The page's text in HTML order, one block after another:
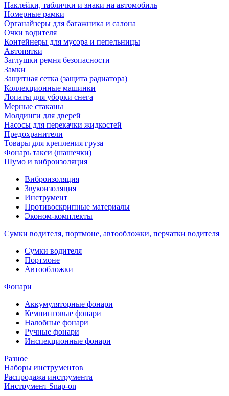
Наклейки, таблички и знаки на автомобиль
Номерные рамки
Органайзеры для багажника и салона
Очки водителя
Контейнеры для мусора и пепельницы
Автопятки
Заглушки ремня безопасности
Замки
Защитная сетка (защита радиатора)
Коллекционные машинки
Лопаты для уборки снега
Мерные стаканы
Молдинги для дверей
Насосы для перекачки жидкостей
Предохранители
Товары для крепления груза
Фонарь такси (шашечки)
Шумо и виброизоляция
Виброизоляция
Звукоизоляция
Инструмент
Противоскрипные материалы
Эконом-комплекты
Сумки водителя, портмоне, автообложки, перчатки водителя
Cумки водителя
Портмоне
Автообложки
Фонари
Аккумуляторные фонари
Кемпинговые фонари
Налобные фонари
Ручные фонари
Инспекционные фонари
Разное
Наборы инструментов
Распродажа инструмента
Инструмент Snap-on